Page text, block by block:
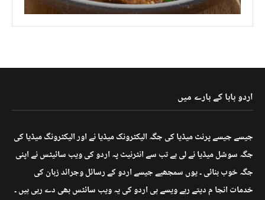
اردو بابا کے بارے میں
جیسے جیسے پرنٹ میڈیا کی جگہ الیکٹرونک میڈیا نے اور الیکٹرونگ میڈیا کی
جگہ سوشل میڈیا نے لی ہے تب سے انٹرنیٹ پہ اردو کی ویب سائیٹس نے اپنی
جگہ خوب بنائی ۔ یوں سمجھیے جیسے اردو کے رسائل وجرائد زبان کی
خدمات انجا م دیتے رہے ویسے ہی اردو کی یہ ویب سائٹس بھی دے رہی ہیں ۔